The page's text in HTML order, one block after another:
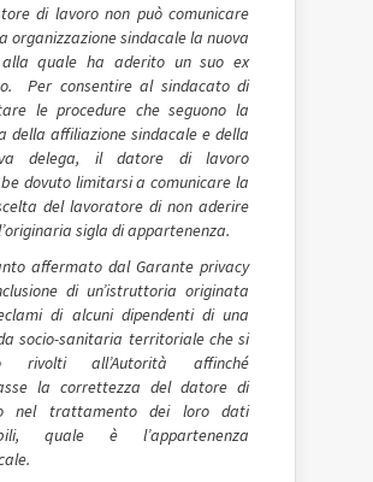
di lavoro non può comunicare
organizzazione sindacale la nuova
quale ha aderito un suo ex
Per consentire al sindacato di
le procedure che seguono la
della affiliazione sindacale e della
delega, il datore di lavoro
dovuto limitarsi a comunicare la
del lavoratore di non aderire
sigla di appartenenza.
affermato dal Garante privacy
di un’istruttoria originata
di alcuni dipendenti di una
socio-sanitaria territoriale che si
rivolti all’Autorità affinché
la correttezza del datore di
nel trattamento dei loro dati
quale è l’appartenenza